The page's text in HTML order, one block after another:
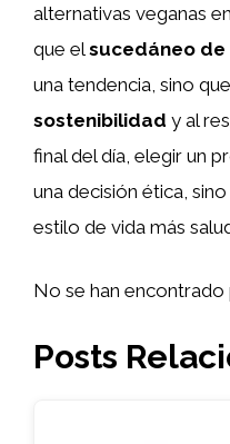
alternativas veganas
que elsucedáneo
una tendencia, sino
sostenibilidad y al
final del día, elegir un
una decisión ética,
estilo de vida más
No se han
Posts